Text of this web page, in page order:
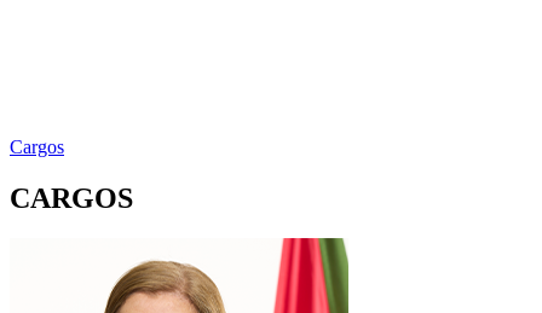
Cargos
CARGOS